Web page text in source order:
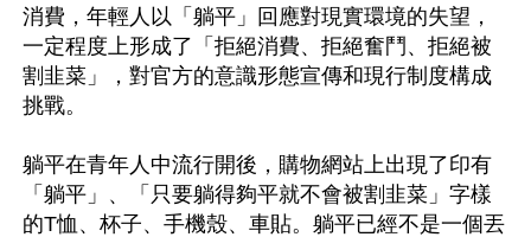
消費，年輕人以「躺平」回應對現實環境的失望，
一定程度上形成了「拒絕消費、拒絕奮鬥、拒絕被
割韭菜」，對官方的意識形態宣傳和現行制度構成
挑戰。
躺平在青年人中流行開後，購物網站上出現了印有
「躺平」、「只要躺得夠平就不會被割韭菜」字樣
的T恤、杯子、手機殼、車貼。躺平已經不是一個丟